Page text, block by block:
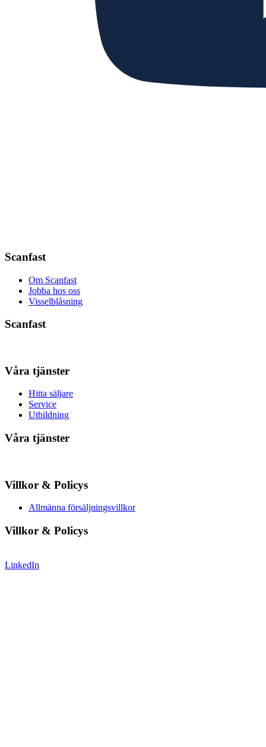
Scanfast
Om Scanfast
Jobba hos oss
Visselblåsning
Scanfast
Våra tjänster
Hitta säljare
Service
Utbildning
Våra tjänster
Villkor & Policys
Allmänna försäljningsvillkor
Villkor & Policys
LinkedIn